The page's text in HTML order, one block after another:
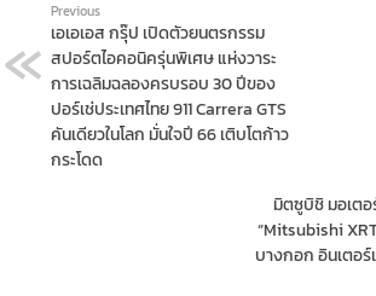
Previous
เอเอเอส กรุ๊ป เปิดตัวยนตรกรรม
สปอร์ตไอคอนิครุ่นพิเศษ แห่งวาระ
การเฉลิมฉลองครบรอบ 30 ปีของ
ปอร์เช่ประเทศไทย 911 Carrera GTS
คันเดียวในโลก มั่นใจปี 66 เติบโตก้าว
กระโดด
มิตซูบิชิ มอเต
“Mitsubishi
บางกอก อินเตอร์